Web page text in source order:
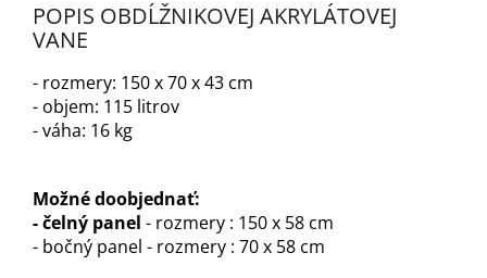
POPIS OBDĹŽNIKOVEJ AKRYLÁTOVEJ
VANE
- rozmery: 150 x 70 x 43 cm
- objem: 115 litrov
- váha: 16 kg
Možné doobjednať:
- čelný panel - rozmery : 150 x 58 cm
- bočný panel - rozmery : 70 x 58 cm